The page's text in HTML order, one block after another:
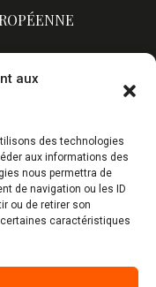
aux
des technologies
aux informations des
nous permettra de
de navigation ou les ID
ou de retirer son
caractéristiques